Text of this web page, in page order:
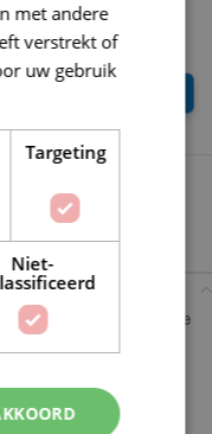
Garen voor Grote
Gigante
met andere
verstrekt of
uw gebruik
Targeting
Niet-